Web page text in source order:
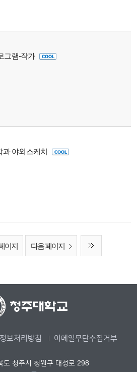
그램-작가
과 야외스케치
이지 다음 페이지
보처리방침 이메일무단수집거부
도 청주시 청원구 대성로 298